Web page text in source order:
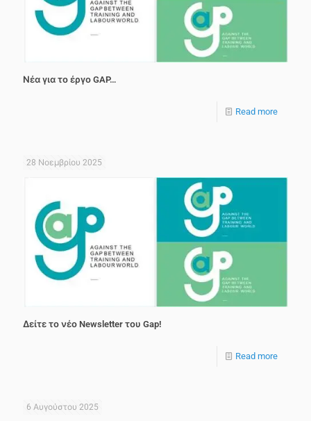
Νέα για το έργο GAP…
Read more
28 Νοεμβρίου 2025
Δείτε το νέο Newsletter του Gap!
Read more
6 Αυγούστου 2025